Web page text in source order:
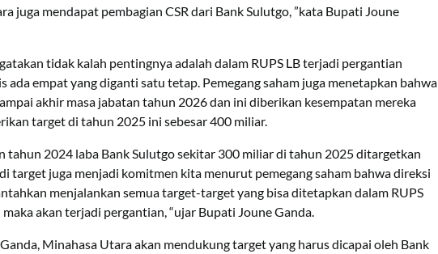
juga mendapat pembagian CSR dari Bank Sulutgo, ”kata Bupati Joune
tidak kalah pentingnya adalah dalam RUPS LB terjadi pergantian
ada empat yang diganti satu tetap. Pemegang saham juga menetapkan bahwa
akhir masa jabatan tahun 2026 dan ini diberikan kesempatan mereka
target di tahun 2025 ini sebesar 400 miliar.
tahun 2024 laba Bank Sulutgo sekitar 300 miliar di tahun 2025 ditargetkan
target juga menjadi komitmen kita menurut pemegang saham bahwa direksi
menjalankan semua target-target yang bisa ditetapkan dalam RUPS
akan terjadi pergantian, “ujar Bupati Joune Ganda.
Minahasa Utara akan mendukung target yang harus dicapai oleh Bank